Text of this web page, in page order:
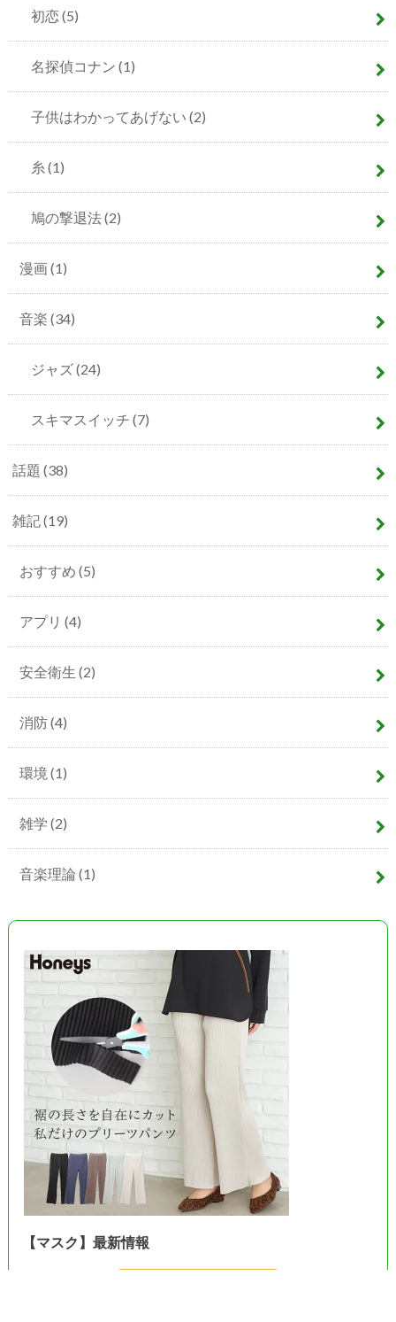
初恋(5)
名探偵コナン (1)
子供はわかってあげない (2)
糸 (1)
鳩の撃退法(2)
漫画(1)
音楽 (34)
ジャズ(24)
スキマスイッチ (7)
話題 (38)
雑記(19)
おすすめ (5)
アプリ (4)
安全衛生 (2)
消防(4)
環境 (1)
雑学 (2)
音楽理論 (1)
【マスク】最新情報